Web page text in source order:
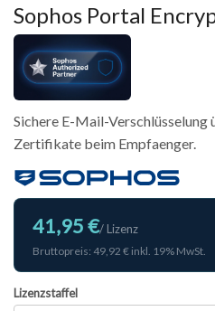
Sophos Portal
Sichere E-Mail-
Zertifikate beim Empfaenger.
41,95 €/ Lizenz
Bruttopreis: 49,92 € inkl. 19% MwSt.
Lizenzstaffel